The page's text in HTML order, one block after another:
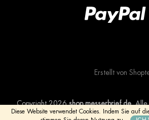
Diese Website verwendet Cookies.
Indem Sie auf
Erstellt von
Copyright 2026shop.messerbrief.de. Alle